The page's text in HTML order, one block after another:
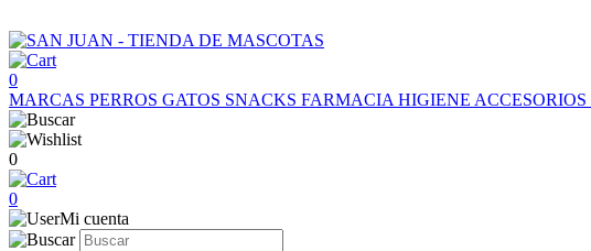
0
MARCAS PERROS GATOS SNACKS FARMACIA HIGIENE ACCESORIOS
0
0
Mi cuenta